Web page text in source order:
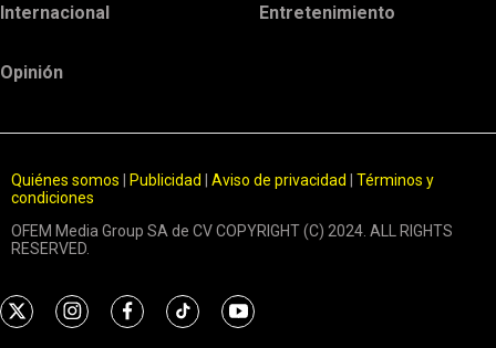
Internacional Entretenimiento
Opinión
Quiénes somos Publicidad Aviso de privacidad
Términos y
condiciones
OFEM Media Group SA de CV COPYRIGHT (C) 2024. ALL RIGHTS
RESERVED.
t
i
f
t
y